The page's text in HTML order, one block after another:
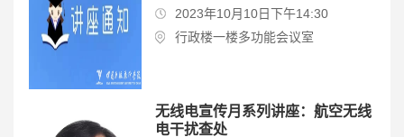
2023年10月10日下午14:30
行政楼一楼多功能会议室
无线电宣传月系列讲座：航空无线
电干扰查处